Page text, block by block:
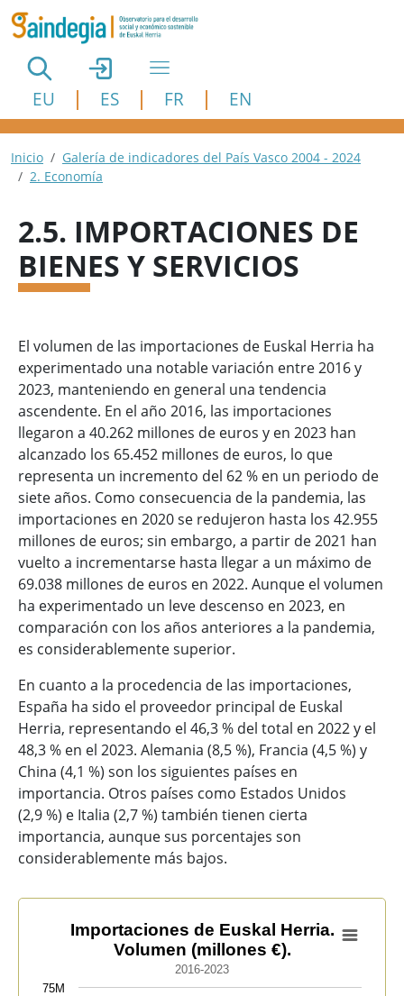
Pasar al contenido principal
EU ES FR EN
Ruta de navegación
Inicio
Galería de indicadores del País Vasco 2004 - 2024
2. Economía
2.5. IMPORTACIONES DE
BIENES Y SERVICIOS
El volumen de las importaciones de Euskal Herria ha
experimentado una notable variación entre 2016 y
2023, manteniendo en general una tendencia
ascendente. En el año 2016, las importaciones
llegaron a 40.262 millones de euros y en 2023 han
alcanzado los 65.452 millones de euros, lo que
representa un incremento del 62 % en un periodo de
siete años. Como consecuencia de la pandemia, las
importaciones en 2020 se redujeron hasta los 42.955
millones de euros; sin embargo, a partir de 2021 han
vuelto a incrementarse hasta llegar a un máximo de
69.038 millones de euros en 2022. Aunque el volumen
ha experimentado un leve descenso en 2023, en
comparación con los años anteriores a la pandemia,
es considerablemente superior.
En cuanto a la procedencia de las importaciones,
España ha sido el proveedor principal de Euskal
Herria, representando el 46,3 % del total en 2022 y el
48,3 % en el 2023. Alemania (8,5 %), Francia (4,5 %) y
China (4,1 %) son los siguientes países en
importancia. Otros países como Estados Unidos
(2,9 %) e Italia (2,7 %) también tienen cierta
importancia, aunque sus porcentajes son
considerablemente más bajos.
Importaciones de Euskal Herria. Volumen (millones €).
Line chart with 8 data points.
2016-2023
Importaciones de Euskal Herria.
Volumen (millones €).
2016-2023
75M